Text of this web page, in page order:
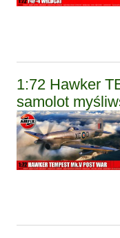
1:72 Hawker
samolot